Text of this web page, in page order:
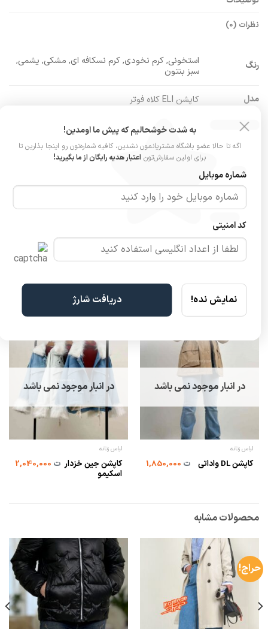
نظرات (0)
رنگ
استخونی, کرم نخودی, کرم نسکافه ای, مشکی, یشمی,
سبز بنتون
مدل کاپشن ELI کلاه فوتر
جنس پارچه فریال
۸۰ گرم پشم شیشه
جدا شونده
سایزبندی و
فری‌سایز (مناسب ۳۶ تا ۴۴)
قد کاپشن: ۶۵ سانت
در انبار موجود نمی باشد
لباس زنانه
کاپشن DL واداتی ت1,850,000
در انبار موجود نمی باشد
لباس زنانه
کاپشن جین خزدار
اسکیمو
ت2,040,000
محصولات مشابه
حراج!
به شدت خوشحالیم که پیش ما اومدین!
اگه تا حالا عضو باشگاه مشتریانمون نشدین، کافیه شماره‌تون رو اینجا بذارین تا
برای اولین سفارش‌توناعتبار هدیه رایگان از ما بگیرید!
شماره موبایل
کد امنیتی
نمایش نده! دریافت شارژ